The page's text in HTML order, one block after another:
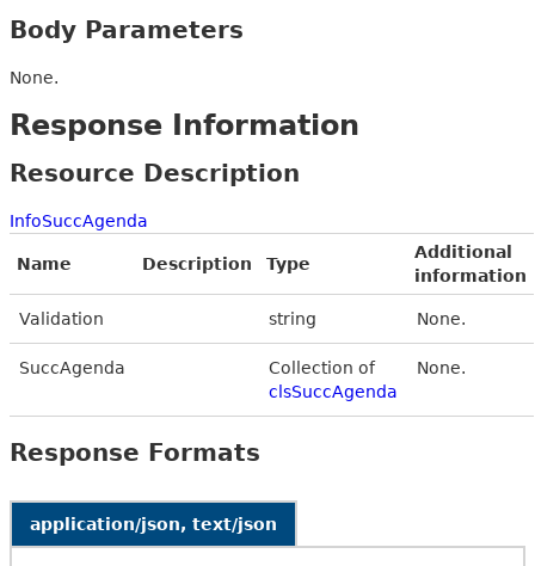
Body Parameters
None.
Response Information
Resource Description
InfoSuccAgenda
Name Description Type
Additional
information
Validation string None.
SuccAgenda
Collection of
clsSuccAgenda
None.
Response Formats
application/json, text/json